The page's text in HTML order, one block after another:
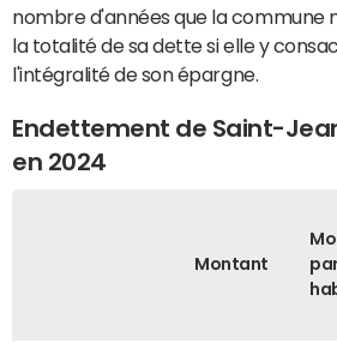
nombre d'années que la commune
la totalité de sa dette si elle y
l'intégralité de son épargne.
Endettement de Saint-
en 2024
Montant